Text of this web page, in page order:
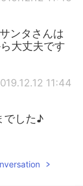
ンタさんは
大丈夫です
11:44
でした♪